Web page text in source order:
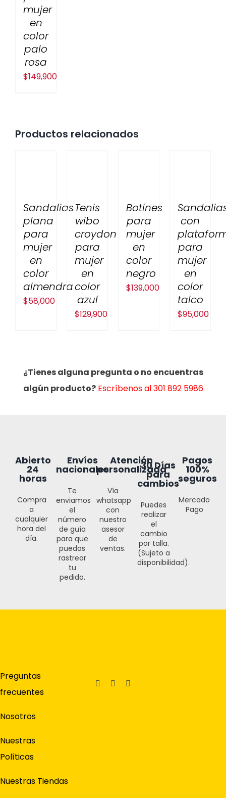
mujer
en
color
palo
rosa
$149,900
Productos relacionados
Sandalias
plana
para
mujer
en
color
almendra
$58,000
Tenis
wibo
croydon
para
mujer
en
color
azul
$129,900
Botines
para
mujer
en
color
negro
$139,000
con
para
mujer
en
color
talco
$95,000
¿Tienes alguna pregunta o no encuentras
algún producto? Escríbenos al 301 892 5986
Abierto
24
horas
Compra
a
cualquier
hora del
día.
Envíos
nacionales
Te
enviamos
el
número
de guía
para que
puedas
rastrear
tu
pedido.
Atención
personalizada
Vía
whatsapp
con
nuestro
asesor
de
ventas.
30 Días
para
cambios
Puedes
realizar
el
cambio
por talla.
(Sujeto a
disponibilidad).
Pagos
100%
seguros
Mercado
Pago
Preguntas
frecuentes
Nosotros
Nuestras
Políticas
Nuestras Tiendas